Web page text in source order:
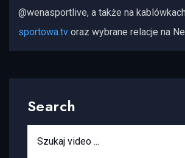
@wenasportlive, a także na
sportowa.tv oraz wybrane relacje na
Search